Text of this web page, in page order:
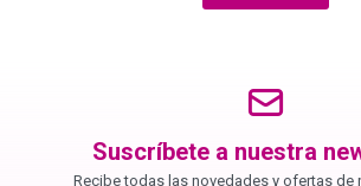
Suscríbete a nuestra
Recibe todas las novedades y ofertas de